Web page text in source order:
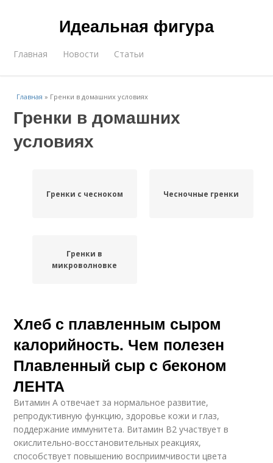
Идеальная фигура
Главная Новости Статьи
Главная » Гренки в домашних условиях
Гренки в домашних
условиях
Гренки с чесноком Чесночные гренки
Гренки в
микроволновке
Хлеб с плавленным сыром
калорийность. Чем полезен
Плавленный сыр с беконом
ЛЕНТА
Витамин А отвечает за нормальное развитие,
репродуктивную функцию, здоровье кожи и глаз,
поддержание иммунитета. Витамин В2 участвует в
окислительно-восстановительных реакциях,
способствует повышению восприимчивости цвета